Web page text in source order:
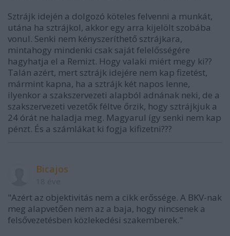
Sztrájk idején a dolgozó köteles felvenni a munkát,
utána ha sztrájkol, akkor egy arra kijelölt szobába
vonul. Senki nem kényszeríthető sztrájkara,
mintahogy mindenki csak saját felelősségére
hagyhatja el a Remizt. Hogy valaki miért megy ki??
Talán azért, mert sztrájk idejére nem kap fizetést,
mármint kapna, ha a sztrájk két napos lenne,
ilyenkor a szakszervezeti alapból adnának neki, de a
szakszervezeti vezetők féltve őrzik, hogy sztrájkjuk a
24 órát ne haladja meg. Magyarul így senki nem kap
pénzt. És a számlákat ki fogja kifizetni???
Bicajos
"Azért az objektivitás nem a cikk erőssége. A BKV-nak
meg alapvetően nem az a baja, hogy nincsenek a
felsővezetésben közlekedési szakemberek."